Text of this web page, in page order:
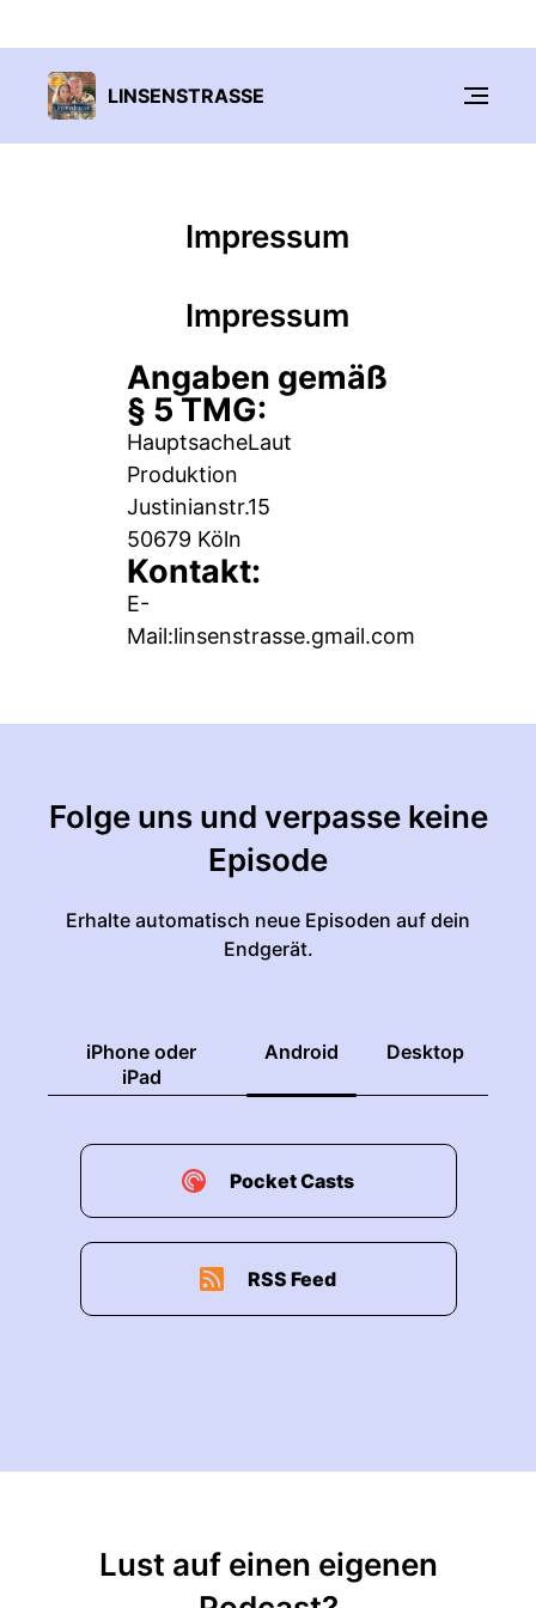
LINSENSTRASSE
Impressum
Impressum
Angaben gemäß
§ 5 TMG:
HauptsacheLaut
Produktion
Justinianstr.15
50679 Köln
Kontakt:
E-
Mail:linsenstrasse.gmail.com
Folge uns und verpasse keine
Episode
Erhalte automatisch neue Episoden auf dein
Endgerät.
iPhone oder
iPad
Android Desktop
Pocket Casts
RSS Feed
Lust auf einen eigenen